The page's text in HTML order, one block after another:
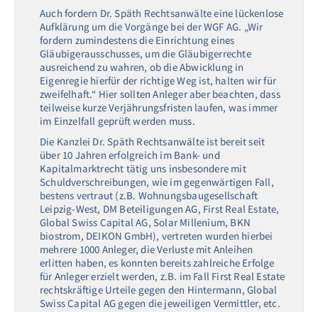
Auch fordern Dr. Späth Rechtsanwälte eine lückenlose
Aufklärung um die Vorgänge bei der WGF AG. „Wir
fordern zumindestens die Einrichtung eines
Gläubigerausschusses, um die Gläubigerrechte
ausreichend zu wahren, ob die Abwicklung in
Eigenregie hierfür der richtige Weg ist, halten wir für
zweifelhaft.“ Hier sollten Anleger aber beachten, dass
teilweise kurze Verjährungsfristen laufen, was immer
im Einzelfall geprüft werden muss.
Die Kanzlei Dr. Späth Rechtsanwälte ist bereit seit
über 10 Jahren erfolgreich im Bank- und
Kapitalmarktrecht tätig uns insbesondere mit
Schuldverschreibungen, wie im gegenwärtigen Fall,
bestens vertraut (z.B. Wohnungsbaugesellschaft
Leipzig-West, DM Beteiligungen AG, First Real Estate,
Global Swiss Capital AG, Solar Millenium, BKN
biostrom, DEIKON GmbH), vertreten wurden hierbei
mehrere 1000 Anleger, die Verluste mit Anleihen
erlitten haben, es konnten bereits zahlreiche Erfolge
für Anleger erzielt werden, z.B. im Fall First Real Estate
rechtskräftige Urteile gegen den Hintermann, Global
Swiss Capital AG gegen die jeweiligen Vermittler, etc.